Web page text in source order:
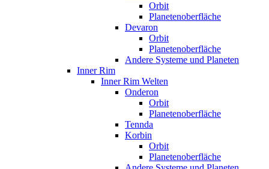
Orbit
Planetenoberfläche
Devaron
Orbit
Planetenoberfläche
Andere Systeme und Planeten
Inner Rim
Inner Rim Welten
Onderon
Orbit
Planetenoberfläche
Tennda
Korbin
Orbit
Planetenoberfläche